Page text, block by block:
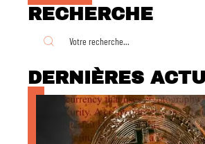
RECHERCHE
DERNIÈRES